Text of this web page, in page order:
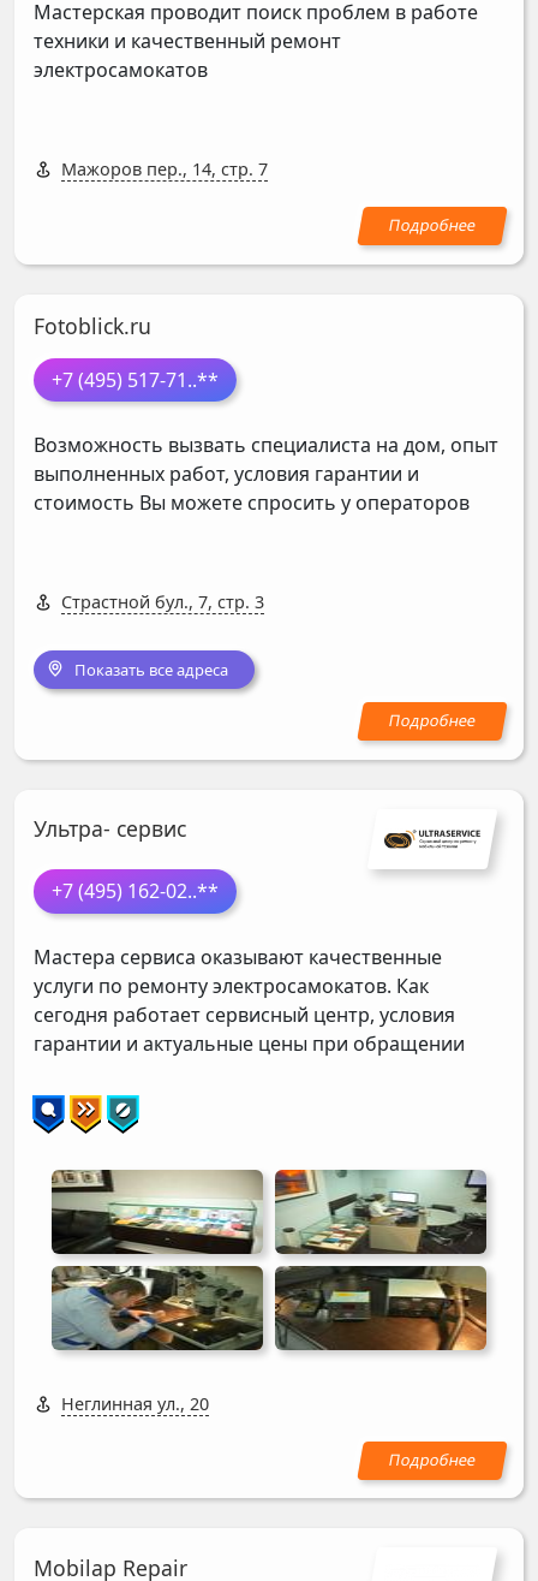
Мастерская проводит поиск проблем в работе
техники и качественный ремонт
электросамокатов
Мажоров пер., 14, стр. 7
Fotoblick.ru
+7 (495) 517-71..**
Возможность вызвать специалиста на дом, опыт
выполненных работ, условия гарантии и
стоимость Вы можете спросить у операторов
Страстной бул., 7, стр. 3
Показать все адреса
Ультра- сервис
+7 (495) 162-02..**
Мастера сервиса оказывают качественные
услуги по ремонту электросамокатов. Как
сегодня работает сервисный центр, условия
гарантии и актуальные цены при обращении
Неглинная ул., 20
Mobilap Repair